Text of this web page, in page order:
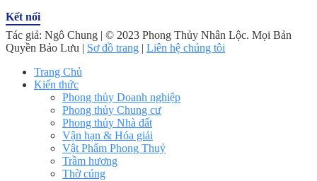
Kết nối
Tác giả: Ngô Chung | © 2023 Phong Thủy Nhân Lộc. Mọi Bản
Quyền Bảo Lưu | Sơ đồ trang | Liên hệ chúng tôi
Trang Chủ
Kiến thức
Phong thủy Doanh nghiệp
Phong thủy Chung cư
Phong thủy Nhà đất
Vận hạn & Hóa giải
Vật Phẩm Phong Thuỷ
Trầm hương
Thờ cúng